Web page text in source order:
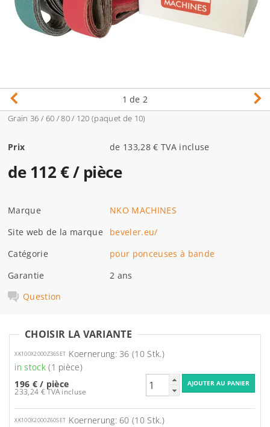
1 de 2
Grain 36 / 60 / 80 / 120 (paquet de 10)
Prix de 133,28 € TVA incluse
de 112 €/ pièce
Marque
NKO MACHINES
Site web de la marque
beveler.eu/
Catégorie
pour ponceuses à bande
Garantie
2 ans
Question
CHOISIR LA VARIANTE
XK100X2000Z36SET Koernerung: 36 (10 Stk.)
in stock(1 pièce)
196 €/ pièce
233,24 € TVA incluse
XK100X2000Z60SET Koernerung: 60 (10 Stk.)